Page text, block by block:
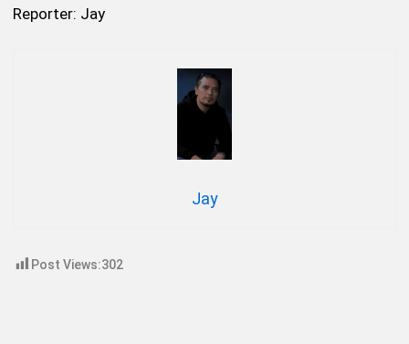
Reporter: Jay
Jay
Post Views:302